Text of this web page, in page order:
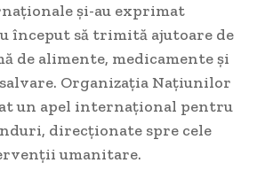
și-au exprimat
început să trimită ajutoare de
de alimente, medicamente și
Organizația Națiunilor
un apel internațional pentru
direcționate spre cele
umanitare.